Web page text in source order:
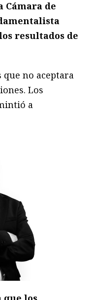
Cámara de
resultados de
no aceptara
Los
a